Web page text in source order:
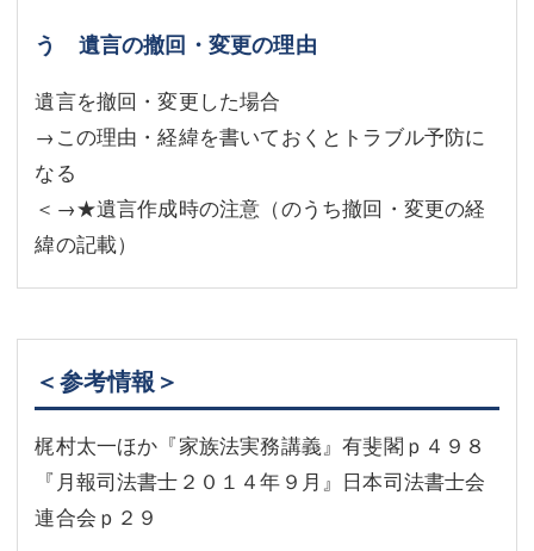
う 遺言の撤回・変更の理由
遺言を撤回・変更した場合
→この理由・経緯を書いておくとトラブル予防に
なる
＜→★遺言作成時の注意（のうち撤回・変更の経
緯の記載）
＜参考情報＞
梶村太一ほか『家族法実務講義』有斐閣ｐ４９８
『月報司法書士２０１４年９月』日本司法書士会
連合会ｐ２９